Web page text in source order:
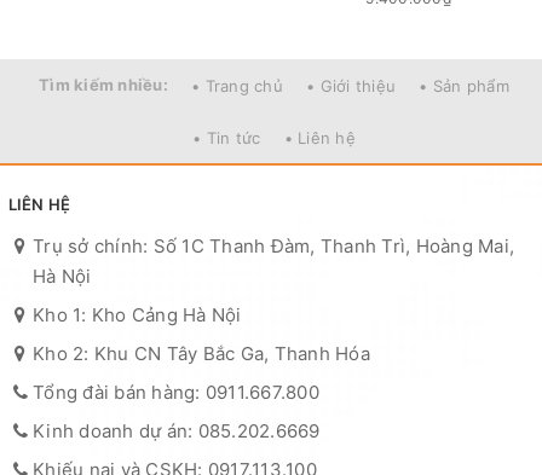
Tìm kiếm nhiều: • Trang chủ • Giới thiệu • Sản phẩm
• Tin tức • Liên hệ
LIÊN HỆ
Trụ sở chính: Số 1C Thanh Đàm, Thanh Trì, Hoàng Mai,
Hà Nội
Kho 1: Kho Cảng Hà Nội
Kho 2: Khu CN Tây Bắc Ga, Thanh Hóa
Tổng đài bán hàng: 0911.667.800
Kinh doanh dự án: 085.202.6669
Khiếu nại và CSKH: 0917.113.100